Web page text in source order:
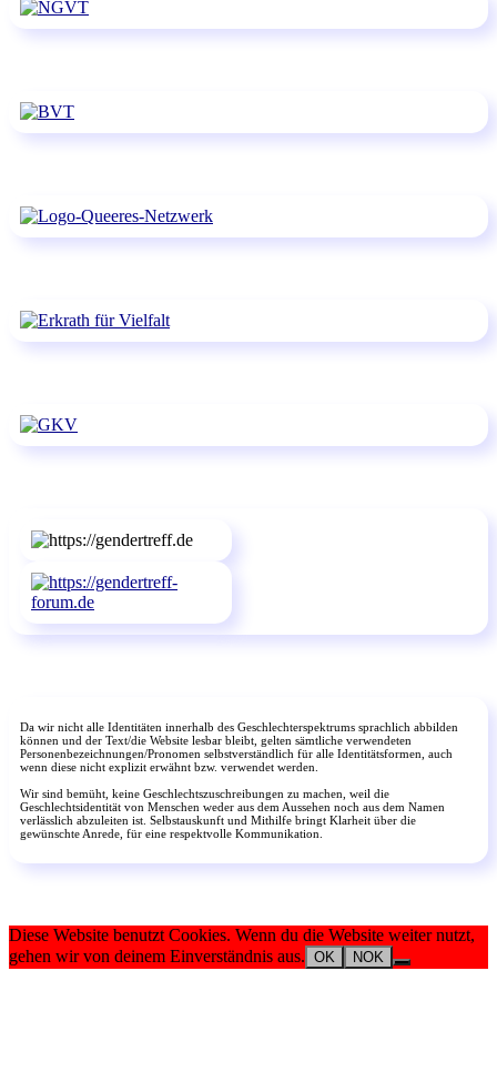
Da wir nicht alle Identitäten innerhalb des Geschlechterspektrums sprachlich abbilden
können und der Text/die Website lesbar bleibt, gelten sämtliche verwendeten
Personenbezeichnungen/Pronomen selbstverständlich für alle Identitätsformen, auch
wenn diese nicht explizit erwähnt bzw. verwendet werden.
Wir sind bemüht, keine Geschlechtszuschreibungen zu machen, weil die
Geschlechtsidentität von Menschen weder aus dem Aussehen noch aus dem Namen
verlässlich abzuleiten ist. Selbstauskunft und Mithilfe bringt Klarheit über die
gewünschte Anrede, für eine respektvolle Kommunikation.
Diese Website benutzt Cookies. Wenn du die Website weiter nutzt,
gehen wir von deinem Einverständnis aus. OK NOK